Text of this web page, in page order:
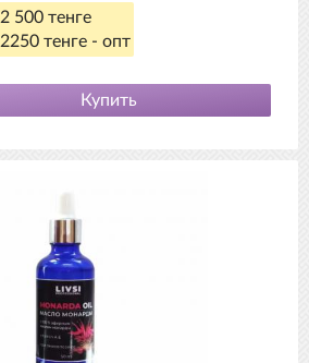
2 500 тенге
2250 тенге - опт
Купить